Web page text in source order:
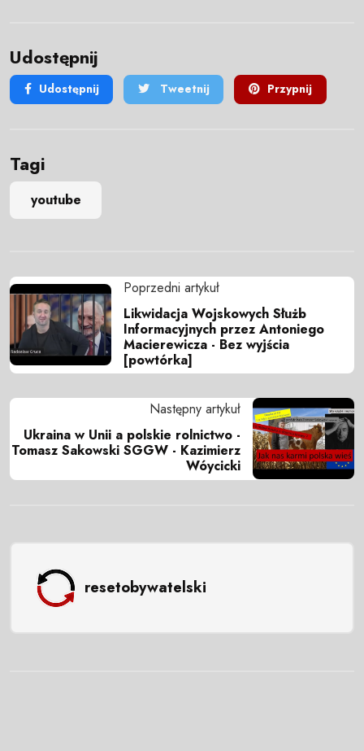
Udostępnij
Udostępnij Tweetnij Przypnij
Tagi
youtube
Poprzedni artykuł
Likwidacja Wojskowych Służb
Informacyjnych przez Antoniego
Macierewicza - Bez wyjścia
[powtórka]
Następny artykuł
Ukraina w Unii a polskie rolnictwo -
Tomasz Sakowski SGGW - Kazimierz
Wóycicki
resetobywatelski